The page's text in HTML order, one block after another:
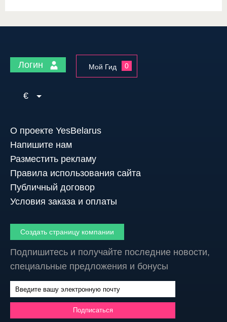
Логин Мой Гид 0
€
О проекте YesBelarus
Напишите нам
Разместить рекламу
Правила использования сайта
Публичный договор
Условия заказа и оплаты
Создать страницу компании
Подпишитесь и получайте последние новости,
специальные предложения и бонусы